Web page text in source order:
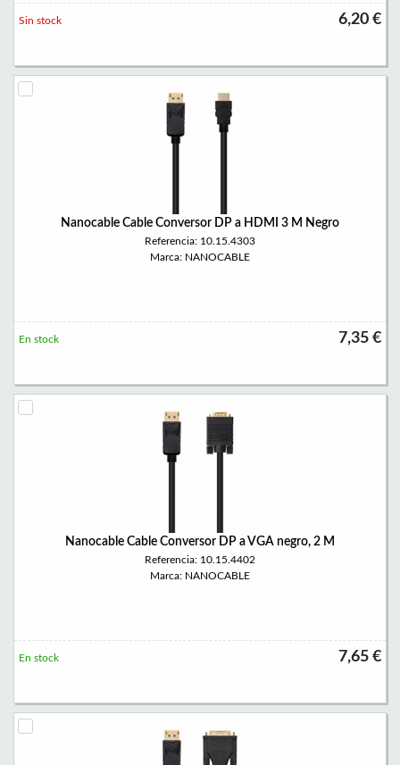
6,20 €
Sin stock
Nanocable Cable Conversor DP a HDMI 3 M Negro
Referencia: 10.15.4303
Marca: NANOCABLE
7,35 €
En stock
Nanocable Cable Conversor DP a VGA negro, 2 M
Referencia: 10.15.4402
Marca: NANOCABLE
7,65 €
En stock